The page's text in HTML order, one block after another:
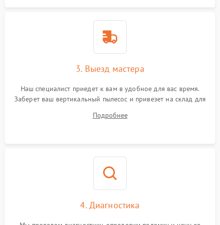
3. Выезд мастера
Наш специалист приедет к вам в удобное для вас время.
Заберет ваш вертикальный пылесос и привезет на склад для
Подробнее
4. Диагностика